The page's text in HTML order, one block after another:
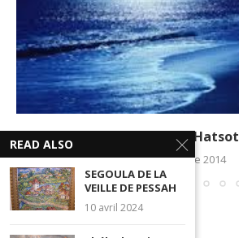
Le Tikoun Hatsot
1 septembre 2014
READ ALSO
SEGOULA DE LA
VEILLE DE PESSAH
10 avril 2024